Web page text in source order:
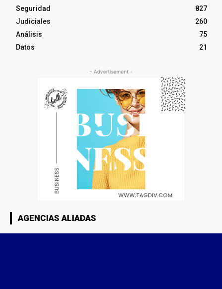
Seguridad
827
Judiciales
260
Análisis
75
Datos
21
- Advertisement -
AGENCIAS ALIADAS